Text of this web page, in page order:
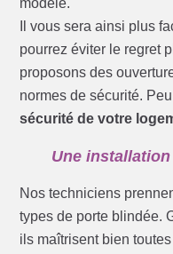
modèle.
Il vous sera ainsi plus
pourrez éviter le regret
proposons des
normes de sécurité.
sécurité de votre
Une
Nos techniciens
types de porte blindée.
ils maîtrisent bien